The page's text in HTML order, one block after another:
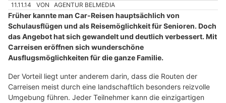
11.11.14 VON AGENTUR BELMEDIA
Früher kannte man Car-Reisen hauptsächlich von
Schulausflügen und als Reisemöglichkeit für Senioren. Doch
das Angebot hat sich gewandelt und deutlich verbessert. Mit
Carreisen eröffnen sich wunderschöne
Ausflugsmöglichkeiten für die ganze Familie.
Der Vorteil liegt unter anderem darin, dass die Routen der
Carreisen meist durch eine landschaftlich besonders reizvolle
Umgebung führen. Jeder Teilnehmer kann die einzigartigen